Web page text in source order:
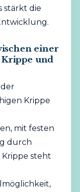
stärkt die
einer
und
Krippe
mit festen
durch
Krippe steht